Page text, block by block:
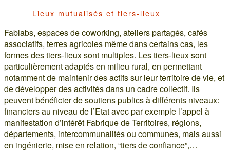
Lieux mutualisés et tiers-lieux
Fablabs, espaces de coworking, ateliers partagés, cafés
associatifs, terres agricoles même dans certains cas, les
formes des tiers-lieux sont multiples. Les tiers-lieux sont
particulièrement adaptés en milieu rural, en permettant
notamment de maintenir des actifs sur leur territoire de vie, et
de développer des activités dans un cadre collectif. Ils
peuvent bénéficier de soutiens publics à différents niveaux:
financiers au niveau de l’Etat avec par exemple l’appel à
manifestation d’intérêt Fabrique de Territoires, régions,
départements, intercommunalités ou communes, mais aussi
en ingénierie, mise en relation, “tiers de confiance”,…